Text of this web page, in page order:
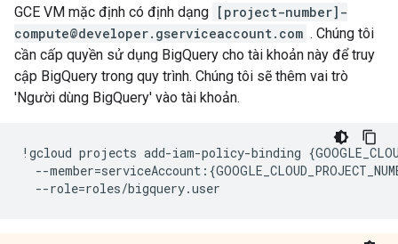
GCE VM mặc định có định dạng [project-number]-
compute@developer.gserviceaccount.com . Chúng tôi
cần cấp quyền sử dụng BigQuery cho tài khoản này để truy
cập BigQuery trong quy trình. Chúng tôi sẽ thêm vai trò
'Người dùng BigQuery' vào tài khoản.
! gcloud projects add-iam-policy-binding {
--member=serviceAccount :{
--role=roles/bigquery.user